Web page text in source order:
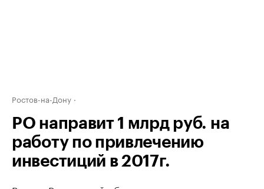
Ростов-на-Дону
РО направит 1 млрд руб. на
работу по привлечению
инвестиций в 2017г.